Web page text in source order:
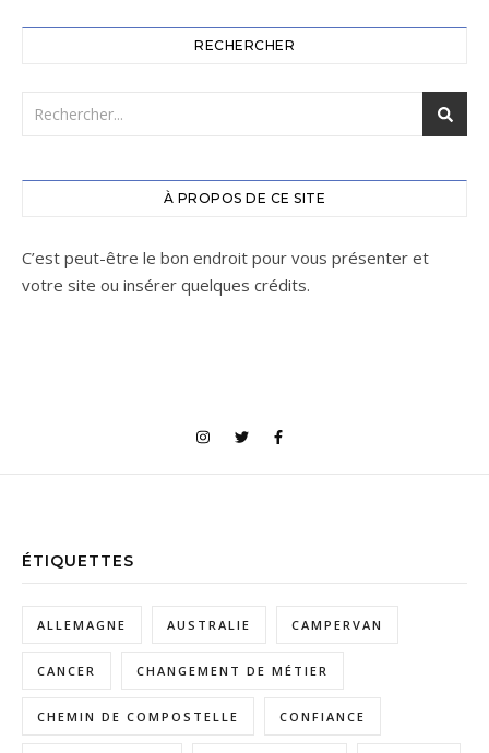
RECHERCHER
À PROPOS DE CE SITE
C’est peut-être le bon endroit pour vous présenter et
votre site ou insérer quelques crédits.
ÉTIQUETTES
ALLEMAGNE AUSTRALIE CAMPERVAN
CANCER CHANGEMENT DE MÉTIER
CHEMIN DE COMPOSTELLE CONFIANCE